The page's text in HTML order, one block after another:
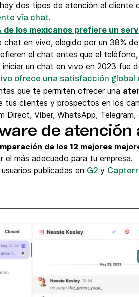
dos tipos de atención al cliente
vía chat.
de los mexicanos prefiere un
en vivo, elegido por un 38%
el chat antes que el teléfono,
un chat en vivo en 2023 fue
ofrece una satisfacción global
que te permiten ofrecer una
tus clientes y prospectos en los
Direct, Viber, WhatsApp, Telegram,
de atención
de los 12 mejores
más adecuado para tu empresa.
publicadas en G2 y